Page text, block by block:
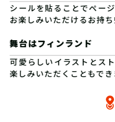
シールを貼ることでペー
お楽しみいただけるお持ち
舞台はフィンランド
可愛らしいイラストとス
楽しみいただくこともでき